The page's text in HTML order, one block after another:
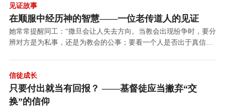
见证故事
在顺服中经历神的智慧——一位老传道人的见证
她常常提醒同工：“撒旦会让人失去方向。当教会出现纷争时，要分
辨对方是为私事，还是为教会的公事；要看一个人是否出于真信，
信徒成长
只要付出就当有回报？ ——基督徒应当撇弃“交
换”的信仰